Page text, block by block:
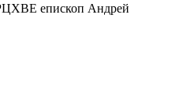
епископ Андрей